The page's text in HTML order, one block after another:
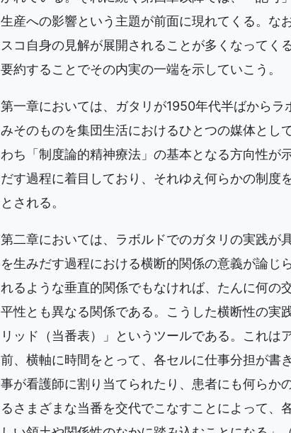
生産への影響という主題が前面に現れてくる。な
スコ自身の見解が展開されることが多くなってく
要約することでその内実の一端を示していこう。
第一章においては、ガタリが1950年代半ばから
みそのものを集団生活におけるひとつの媒体とし
わち「制度論的精神療法」の基本となる方向性が
だす過程に着目しており、それゆえ何らかの制度
とされる。
第二章においては、ラボルドでのガタリの実践が
を生みだす過程における横断的関係の意義が論じ
れるような垂直的関係でもなければ、たんに何の
平性とも異なる関係である。こうした横断性の実
リッド（当番表）」というツールである。これは
前、横軸に時間をとって、各セルに仕事分担が書
事が看護師に割り当てられたり、患者にも何らか
るさまざまな当番を交代でこなすことによって、